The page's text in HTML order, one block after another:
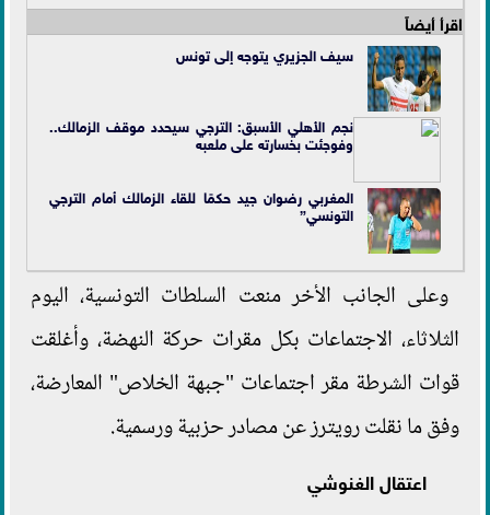
اقرأ أيضاً
سيف الجزيري يتوجه إلى تونس
نجم الأهلي الأسبق: الترجي سيحدد موقف الزمالك..
وفوجئت بخسارته على ملعبه
المغربي رضوان جيد حكمًا للقاء الزمالك أمام الترجي
التونسي”
وعلى الجانب الأخر منعت السلطات التونسية، اليوم
الثلاثاء، الاجتماعات بكل مقرات حركة النهضة، وأغلقت
قوات الشرطة مقر اجتماعات "جبهة الخلاص" المعارضة،
وفق ما نقلت رويترز عن مصادر حزبية ورسمية.
اعتقال الغنوشي